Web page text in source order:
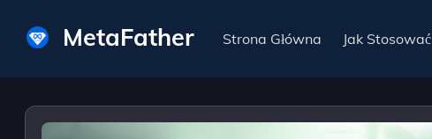
MetaFather Strona Główna Jak Stosować